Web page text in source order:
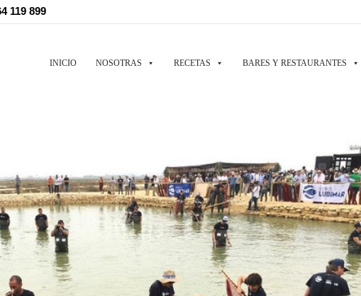
119 899
INICIO NOSOTRAS RECETAS BARES Y RESTAURANTES